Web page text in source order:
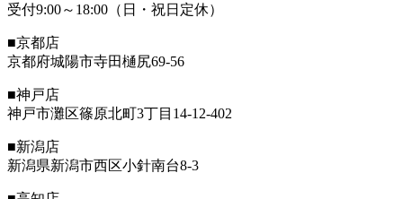
受付9:00～18:00（日・祝日定休）
■京都店
京都府城陽市寺田樋尻69-56
■神戸店
神戸市灘区篠原北町3丁目14-12-402
■新潟店
新潟県新潟市西区小針南台8-3